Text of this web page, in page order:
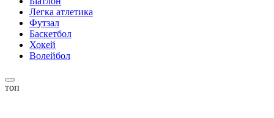
Легка атлетика
Футзал
Баскетбол
Хокей
Волейбол
топ